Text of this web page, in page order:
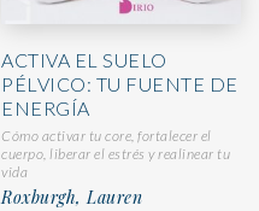
ACTIVA EL SUELO
PÉLVICO: TU FUENTE DE
ENERGÍA
Cómo activar tu core, fortalecer el
cuerpo, liberar el estrés y realinear tu
vida
Roxburgh, Lauren